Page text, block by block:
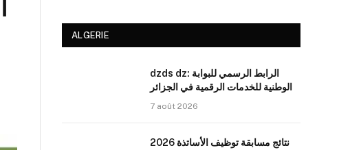
ALGERIE
dzds dz: الرابط الرسمي للبوابة
الوطنية للخدمات الرقمية في الجزائر
7 août 2026
نتائج مسابقة توظيف الأساتذة 2026